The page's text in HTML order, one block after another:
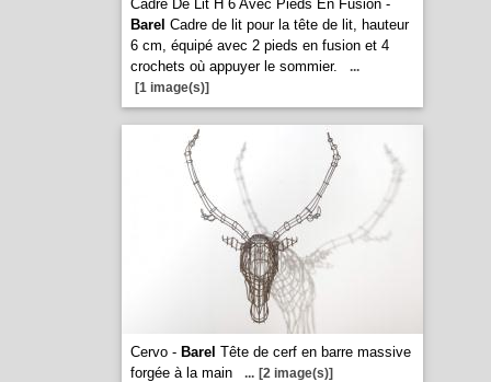
Cadre De Lit H 6 Avec Pieds En Fusion -
Barel Cadre de lit pour la tête de lit, hauteur
6 cm, équipé avec 2 pieds en fusion et 4
crochets où appuyer le sommier.
...
[1 image(s)]
Cervo - Barel Tête de cerf en barre massive
forgée à la main
... [2 image(s)]